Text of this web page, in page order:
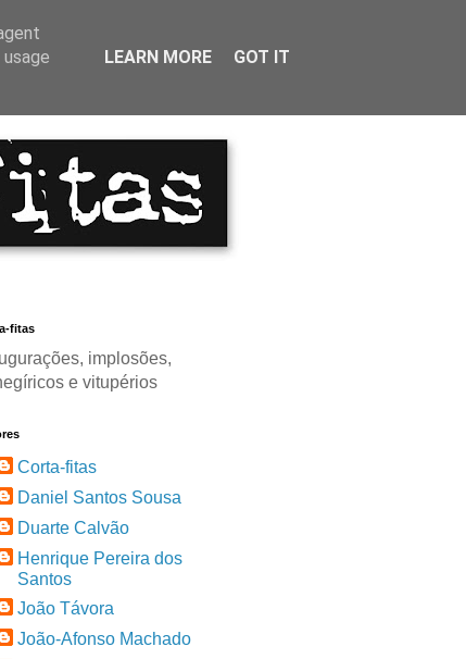
fitas
implosões,
e vitupérios
Corta-fitas
Daniel Santos Sousa
Duarte Calvão
Henrique Pereira dos
Santos
João Távora
João-Afonso Machado
LEARN MORE GOT IT